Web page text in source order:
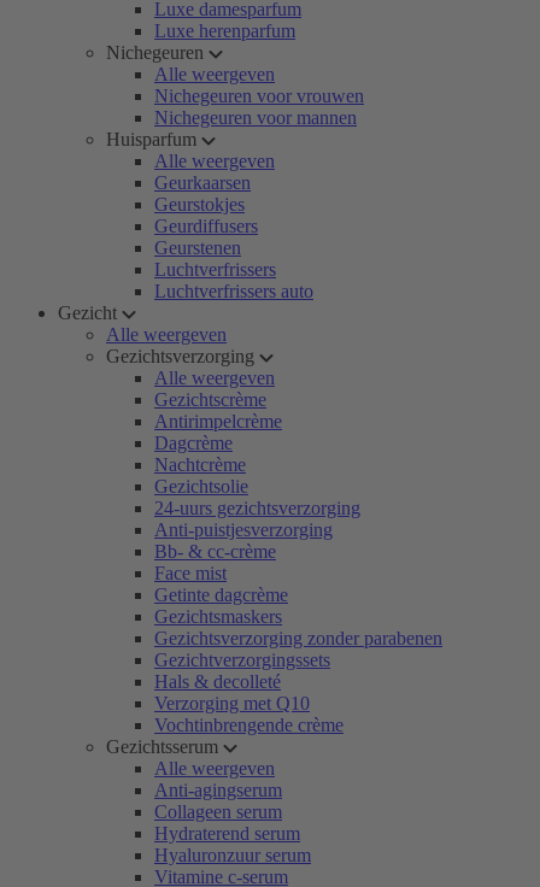
Luxe damesparfum
Luxe herenparfum
Nichegeuren
Alle weergeven
Nichegeuren voor vrouwen
Nichegeuren voor mannen
Huisparfum
Alle weergeven
Geurkaarsen
Geurstokjes
Geurdiffusers
Geurstenen
Luchtverfrissers
Luchtverfrissers auto
Gezicht
Alle weergeven
Gezichtsverzorging
Alle weergeven
Gezichtscrème
Antirimpelcrème
Dagcrème
Nachtcrème
Gezichtsolie
24-uurs gezichtsverzorging
Anti-puistjesverzorging
Bb- & cc-crème
Face mist
Getinte dagcrème
Gezichtsmaskers
Gezichtsverzorging zonder parabenen
Gezichtverzorgingssets
Hals & decolleté
Verzorging met Q10
Vochtinbrengende crème
Gezichtsserum
Alle weergeven
Anti-agingserum
Collageen serum
Hydraterend serum
Hyaluronzuur serum
Vitamine c-serum